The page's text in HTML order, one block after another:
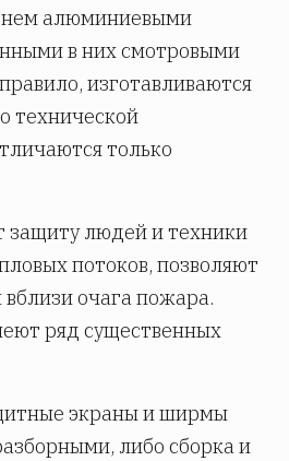
алюминиевыми
в них смотровыми
изготавливаются
технической
только
защиту людей и техники
потоков, позволяют
очага пожара.
ряд существенных
экраны и ширмы
либо сборка и